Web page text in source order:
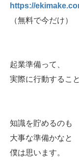
https://
（無料で今だけ）
起業準備って、
実際に行動するこ
知識を貯めるのも
大事な準備かなと
僕は思います。